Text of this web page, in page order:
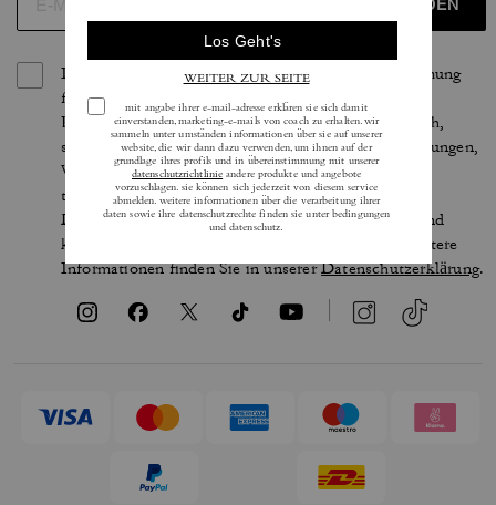
ANMELDEN
Indem Sie sich anmelden, erteilen Sie Ihre Zustimmung
für den Erhalt von E-Mails über die neuesten
Kollektionen, Angebote und Neuigkeiten von Coach,
sowie Informationen darüber, wie Sie an Veranstaltungen,
Wettbewerben oder Werbekampagnen von Coach
teilnehmen können. Im Rahmen der geltenden
Datenschutzgesetze haben Sie bestimmte Rechte und
können Ihre Einwilligung jederzeit widerrufen. Weitere
Informationen finden Sie in unsererDatenschutzerklärung.